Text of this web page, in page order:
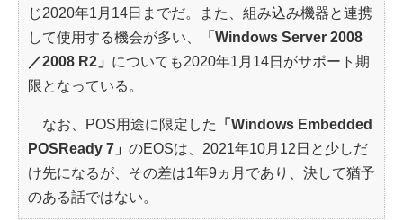
じ2020年1月14日までだ。また、組み込み機器と連携
して使用する機会が多い、
「Windows Server 2008
／2008 R2」 についても2020年1月14日がサポート期
限となっている。
なお、POS用途に限定した
「Windows Embedded
POSReady 7」 のEOSは、2021年10月12日と少しだ
け先になるが、その差は1年9ヵ月であり、決して猶予
のある話ではない。